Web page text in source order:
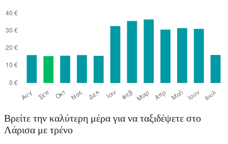
Βρείτε την καλύτερη μέρα για να ταξιδέψετε στο
Λάρισα με τρένο